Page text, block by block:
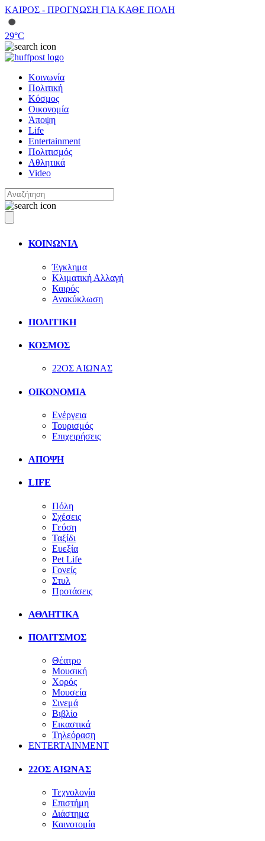
ΚΑΙΡΟΣ - ΠΡΟΓΝΩΣΗ ΓΙΑ ΚΑΘΕ ΠΟΛΗ
29°C
Κοινωνία
Πολιτική
Κόσμος
Οικονομία
Άποψη
Life
Entertainment
Πολιτισμός
Αθλητικά
Video
ΚΟΙΝΩΝΙΑ
Έγκλημα
Κλιματική Αλλαγή
Καιρός
Ανακύκλωση
ΠΟΛΙΤΙΚΗ
ΚΟΣΜΟΣ
22ΟΣ ΑΙΩΝΑΣ
ΟΙΚΟΝΟΜΙΑ
Ενέργεια
Τουρισμός
Επιχειρήσεις
ΑΠΟΨΗ
LIFE
Πόλη
Σχέσεις
Γεύση
Ταξίδι
Ευεξία
Pet Life
Γονείς
Στυλ
Προτάσεις
ΑΘΛΗΤΙΚΑ
ΠΟΛΙΤΣΜΟΣ
Θέατρο
Μουσική
Χορός
Μουσεία
Σινεμά
Βιβλίο
Εικαστικά
Τηλεόραση
ENTERTAINMENT
22ΟΣ ΑΙΩΝΑΣ
Τεχνολογία
Επιστήμη
Διάστημα
Καινοτομία